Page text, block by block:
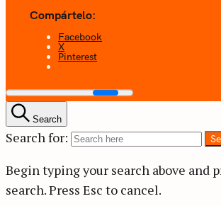
Compártelo:
Facebook
X
Pinterest
Search
Search for:
Begin typing your search above and
search.Press Esc to cancel.